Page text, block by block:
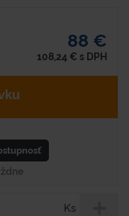
88 €
108,24 € s DPH
Ks